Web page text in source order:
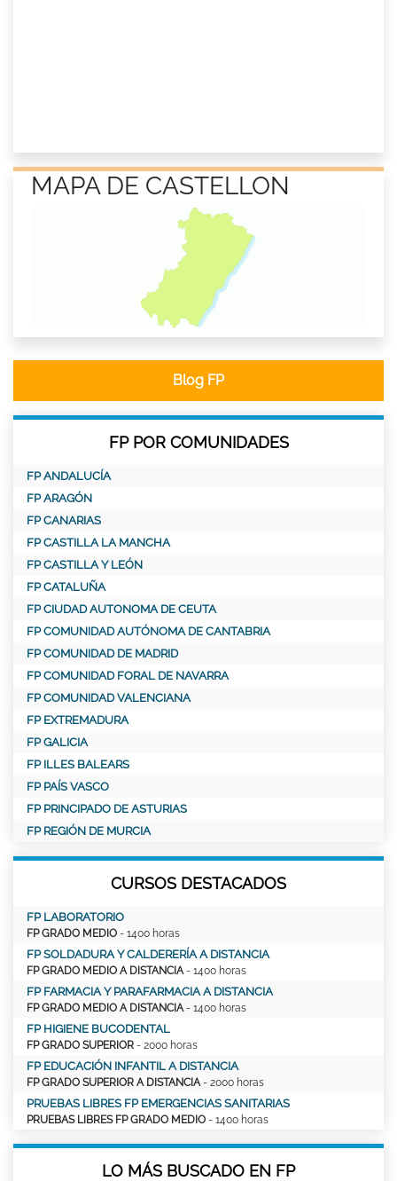
MAPA DE CASTELLON
Blog FP
FP POR COMUNIDADES
FP ANDALUCÍA
FP ARAGÓN
FP CANARIAS
FP CASTILLA LA MANCHA
FP CASTILLA Y LEÓN
FP CATALUÑA
FP CIUDAD AUTONOMA DE CEUTA
FP COMUNIDAD AUTÓNOMA DE CANTABRIA
FP COMUNIDAD DE MADRID
FP COMUNIDAD FORAL DE NAVARRA
FP COMUNIDAD VALENCIANA
FP EXTREMADURA
FP GALICIA
FP ILLES BALEARS
FP PAÍS VASCO
FP PRINCIPADO DE ASTURIAS
FP REGIÓN DE MURCIA
CURSOS DESTACADOS
FP LABORATORIO
FP GRADO MEDIO - 1400 horas
FP SOLDADURA Y CALDERERÍA A DISTANCIA
FP GRADO MEDIO A DISTANCIA - 1400 horas
FP FARMACIA Y PARAFARMACIA A DISTANCIA
FP GRADO MEDIO A DISTANCIA - 1400 horas
FP HIGIENE BUCODENTAL
FP GRADO SUPERIOR - 2000 horas
FP EDUCACIÓN INFANTIL A DISTANCIA
FP GRADO SUPERIOR A DISTANCIA - 2000 horas
PRUEBAS LIBRES FP EMERGENCIAS SANITARIAS
PRUEBAS LIBRES FP GRADO MEDIO - 1400 horas
LO MÁS BUSCADO EN FP